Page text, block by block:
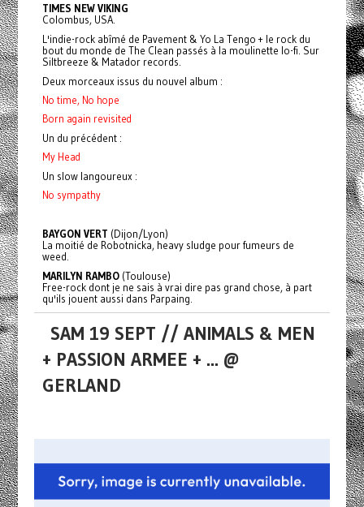
TIMES NEW VIKING
Colombus, USA.
L'indie-rock abîmé de Pavement & Yo La Tengo + le rock du
bout du monde de The Clean passés à la moulinette lo-fi. Sur
Siltbreeze & Matador records.
Deux morceaux issus du nouvel album :
No time, No hope
Born again revisited
Un du précédent :
My Head
Un slow langoureux :
No sympathy
BAYGON VERT (Dijon/Lyon)
La moitié de Robotnicka, heavy sludge pour fumeurs de
weed.
MARILYN RAMBO(Toulouse)
Free-rock dont je ne sais à vrai dire pas grand chose, à part
qu'ils jouent aussi dans Parpaing.
SAM 19 SEPT // ANIMALS & MEN
+ PASSION ARMEE + ... @
GERLAND